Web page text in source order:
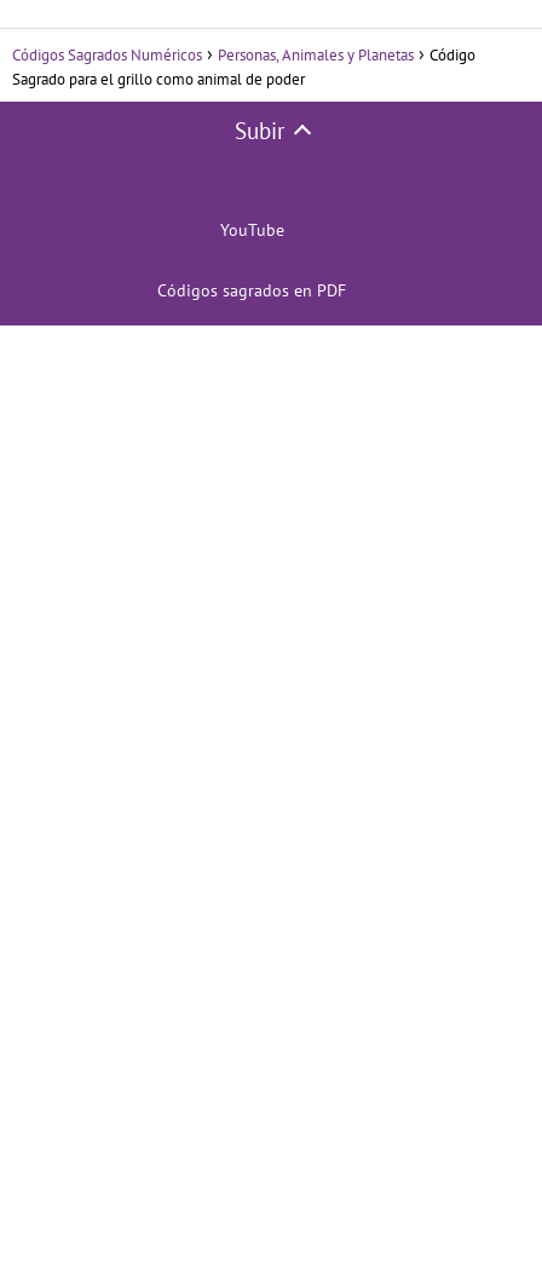
Códigos Sagrados Numéricos Personas, Animales y Planetas
Código
Sagrado para el grillo como animal de poder
Subir
YouTube
Códigos sagrados en PDF